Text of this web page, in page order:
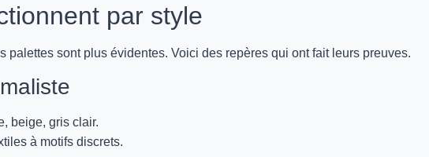
par style
palettes sont plus évidentes. Voici des repères qui ont fait leurs preuves.
beige, gris clair.
à motifs discrets.